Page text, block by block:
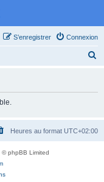
Connexion
S’enregistrer
r
c
Heures au format UTC+02:00
© phpBB Limited